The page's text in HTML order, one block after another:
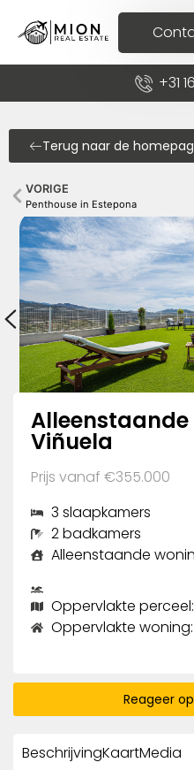
+31
Terug naar de
VORIGE
Penthouse in Estepona
Viñuela
Prijs vanaf €355.000
3 slaapkamers
2 badkamers
Alleenstaande
Oppervlakte
Oppervlakte woning:
Reageer
BeschrijvingKaartMedia